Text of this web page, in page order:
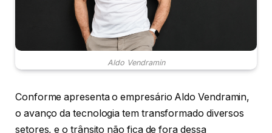
Aldo Vendramin
Conforme apresenta o empresário Aldo Vendramin,
o avanço da tecnologia tem transformado diversos
setores, e o trânsito não fica de fora dessa